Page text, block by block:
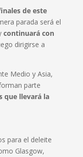
de este
parada será el
continuará con
dirigirse a
Medio y Asia,
parte
que llevará la
para el deleite
Glasgow,